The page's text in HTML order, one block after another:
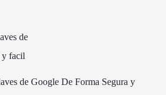
de Google De Forma Segura y